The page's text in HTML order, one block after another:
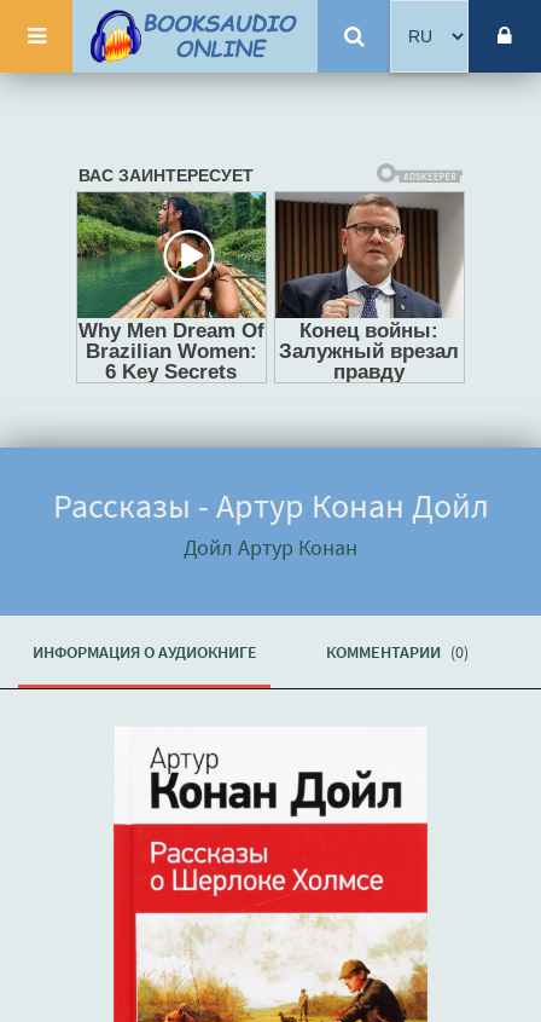
Рассказы - Артур Конан Дойл
Дойл Артур Конан
ИНФОРМАЦИЯ О АУДИОКНИГЕ КОММЕНТАРИИ (0)